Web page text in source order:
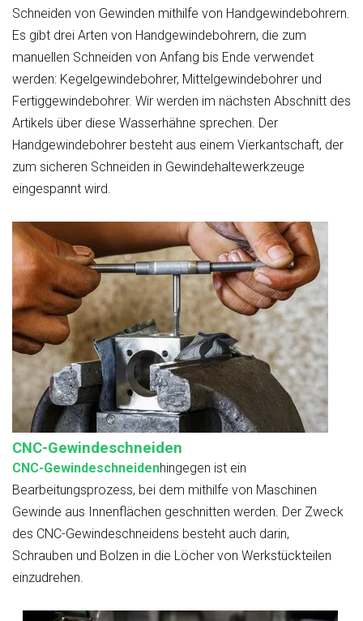
Schneiden von Gewinden mithilfe von Handgewindebohrern.
Es gibt drei Arten von Handgewindebohrern, die zum
manuellen Schneiden von Anfang bis Ende verwendet
werden: Kegelgewindebohrer, Mittelgewindebohrer und
Fertiggewindebohrer. Wir werden im nächsten Abschnitt des
Artikels über diese Wasserhähne sprechen. Der
Handgewindebohrer besteht aus einem Vierkantschaft, der
zum sicheren Schneiden in Gewindehaltewerkzeuge
eingespannt wird.
CNC-Gewindeschneiden
CNC-Gewindeschneidenhingegen ist ein
Bearbeitungsprozess, bei dem mithilfe von Maschinen
Gewinde aus Innenflächen geschnitten werden. Der Zweck
des CNC-Gewindeschneidens besteht auch darin,
Schrauben und Bolzen in die Löcher von Werkstückteilen
einzudrehen.